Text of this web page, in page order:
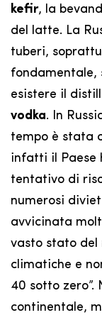
kefir, la
del latte. La
tuberi,
fondamentale,
esistere il
vodka. In
tempo è stata
infatti il Paese
tentativo di
numerosi
avvicinata
vasto stato del
climatiche e
40 sotto zero”.
continentale,